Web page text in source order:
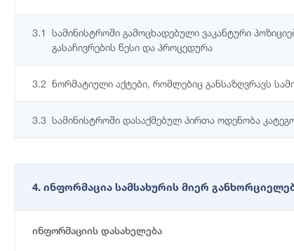
3.1
სამინისტროში გამოცხადებული ვაკანტური
გასაჩივრების წესი და პროცედურა
3.2 ნორმატიული აქტები, რომლებიც განსაზღვრავს
3.3 სამინისტროში დასაქმებულ პირთა ოდენობა
4. ინფორმაცია სამსახურის მიერ
ინფორმაციის დასახელება